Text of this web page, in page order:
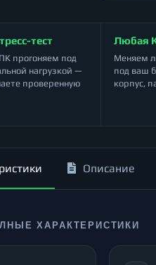
тест
прогоняем под
нагрузкой —
проверенную
Любая
Меняем
под ваш
корпус,
Описание
ХАРАКТЕРИСТИКИ